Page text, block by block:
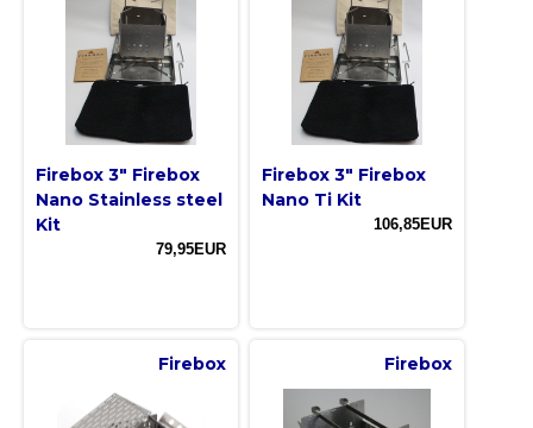
Firebox 3" Firebox
Nano Stainless steel
Kit
79,95EUR
Firebox 3" Firebox
Nano Ti Kit
106,85EUR
Firebox Firebox